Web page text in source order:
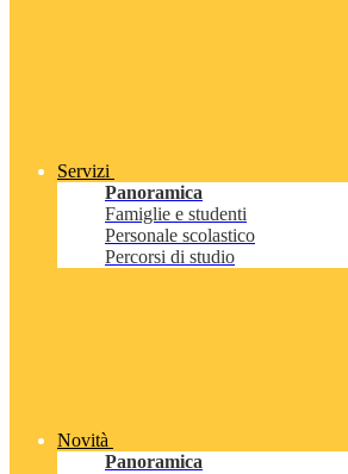
Servizi
Panoramica
Famiglie e studenti
Personale scolastico
Percorsi di studio
Novità
Panoramica